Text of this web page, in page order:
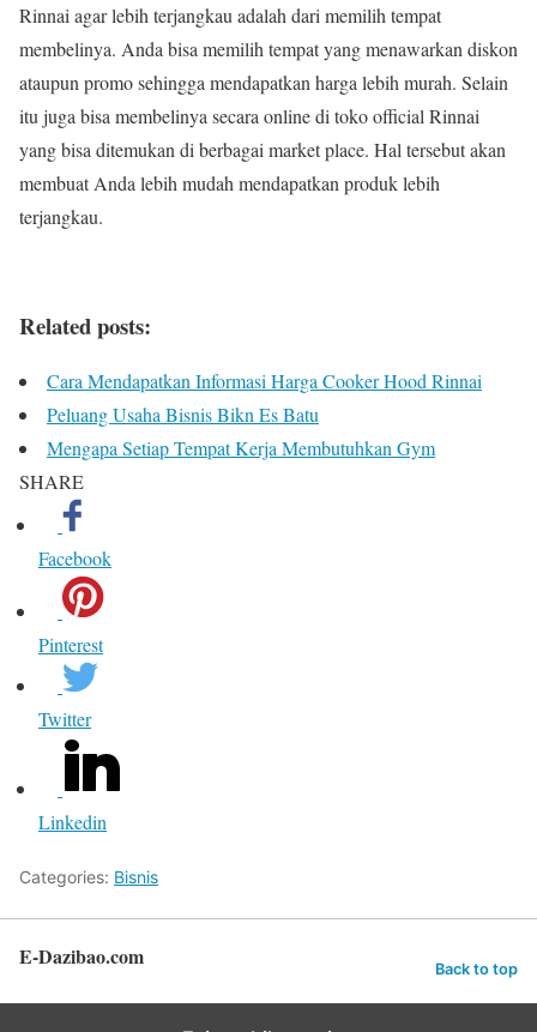
Rinnai agar lebih terjangkau adalah dari memilih tempat
membelinya. Anda bisa memilih tempat yang menawarkan diskon
ataupun promo sehingga mendapatkan harga lebih murah. Selain
itu juga bisa membelinya secara online di toko official Rinnai
yang bisa ditemukan di berbagai market place. Hal tersebut akan
membuat Anda lebih mudah mendapatkan produk lebih
terjangkau.
Related posts:
Cara Mendapatkan Informasi Harga Cooker Hood Rinnai
Peluang Usaha Bisnis Bikn Es Batu
Mengapa Setiap Tempat Kerja Membutuhkan Gym
SHARE
Facebook
Pinterest
Twitter
Linkedin
Categories: Bisnis
E-Dazibao.com Back to top